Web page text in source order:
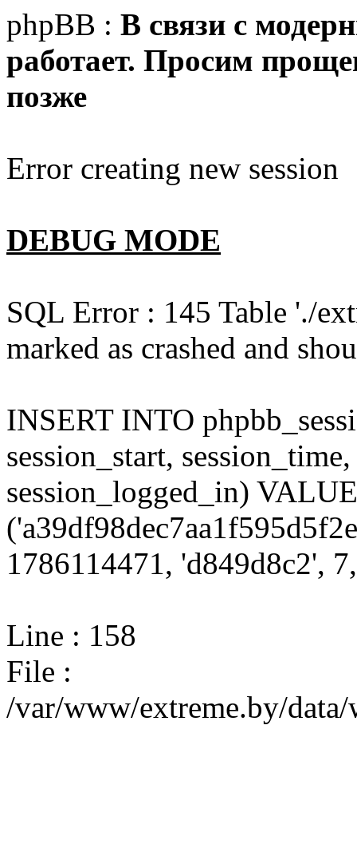
phpBB : В связи с
работает. Просим
позже
Error creating new session
DEBUG MODE
SQL Error : 145 Table './
marked as crashed and
INSERT INTO
session_start,
session_logged_in)
1786114471, 'd849d8c2',
Line : 158
File :
/var/www/extreme.by/